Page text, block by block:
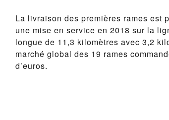
La livraison des premières rames est
une mise en service en 2018 sur la
longue de 11,3 kilomètres avec 3,2
marché global des 19 rames
d’euros.